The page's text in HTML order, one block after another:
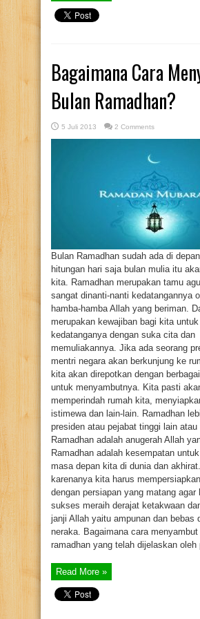
Bagaimana Cara
Bulan Ramadhan?
5 Juli 2013 2 Comments
Bulan Ramadhan sudah ada di
hitungan hari saja bulan mulia itu
kita. Ramadhan merupakan tamu
sangat dinanti-nanti kedatangannya
hamba-hamba Allah yang beriman.
merupakan kewajiban bagi kita
kedatanganya dengan suka cita dan
memuliakannya. Jika ada seorang
mentri negara akan berkunjung ke
kita akan direpotkan dengan
untuk menyambutnya. Kita pasti
memperindah rumah kita,
istimewa dan lain-lain. Ramadhan
presiden atau pejabat tinggi lain atau
Ramadhan adalah anugerah Allah
Ramadhan adalah kesempatan
masa depan kita di dunia dan
karenanya kita harus
dengan persiapan yang matang agar
sukses meraih derajat ketakwaan
janji Allah yaitu ampunan dan bebas
neraka. Bagaimana cara menyambut
ramadhan yang telah dijelaskan oleh
Read More »